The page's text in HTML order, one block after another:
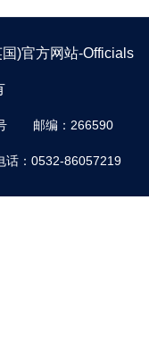
)官方网站-Officials
邮编：266590
话：0532-86057219